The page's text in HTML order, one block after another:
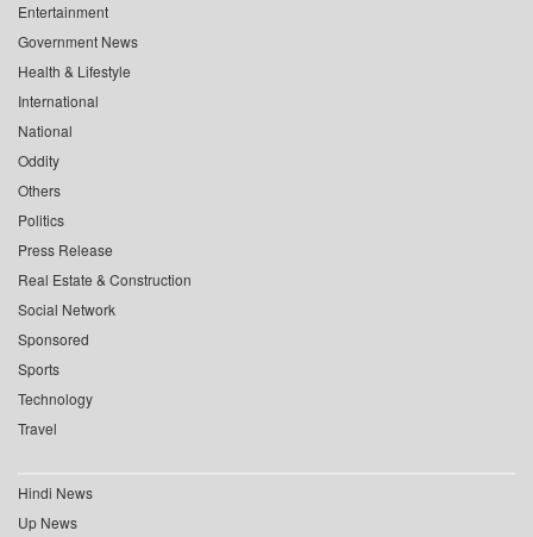
Entertainment
Government News
Health & Lifestyle
International
National
Oddity
Others
Politics
Press Release
Real Estate & Construction
Social Network
Sponsored
Sports
Technology
Travel
Hindi News
Up News